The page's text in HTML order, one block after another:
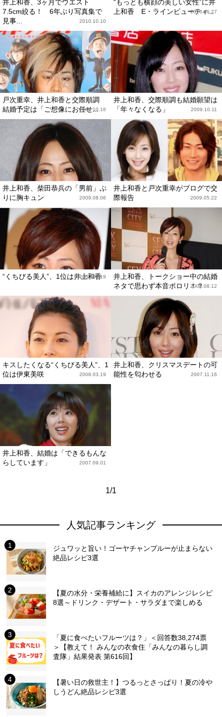
井上和香、3ヶ月でウエスト
7.5cm絞る！ 6年ぶり写真集で
見事...
2010.10.10
“もっとも横顔の美しい女性”に井
上和香 E・ラインビューティ...
2010.06.27
戸次重幸、井上和香と交際順調
結婚予定は「ご想像にお任せ...
2009.10.16
井上和香、交際順調も結婚願望は
「年々なくなる」
2009.10.11
井上和香、柴田恭兵の「男前」ぶ
りに胸キュン
2009.08.06
井上和香と戸次重幸がブログで交
際報告
2009.05.22
“くちびる美人”、1位は井上和香
2009.03.19
井上和香、トークショー中の結婚
ネタで思わず本音ポロリ！？2008.08.12
キスしたくなる“くちびる美人”、1
位は伊東美咲
2008.03.19
井上和香、クリスマスデートの可
能性を匂わせる
2007.11.16
井上和香、結婚は「できるもんな
らしています」
2007.09.01
1/1
人気記事ランキング
ジュワッと旨い！ゴーヤチャンプルーが止まらない
絶品レシピ3選
【夏の水分・栄養補給に】スイカのアレンジレシピ
8選～ドリンク・デザート・サラダまで楽しめる
「夏に食べたいフルーツは？」＜回答数38,274票
＞【教えて！ みんなの衣食住「みんなの暮らし調
査隊」結果発表 第616回】
【暑い日の救世主！】つるっとさっぱり！夏の冷や
しうどん絶品レシピ3選